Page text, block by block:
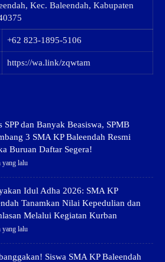
Kec. Baleendah, Kabupaten
+62 823-1895-5106
https://wa.link/zqwtam
SPP dan Banyak Beasiswa, SPMB
3 SMA KP Baleendah Resmi
Buruan Daftar Segera!
yang lalu
Idul Adha 2026: SMA KP
Tanamkan Nilai Kepedulian dan
Melalui Kegiatan Kurban
yang lalu
Siswa SMA KP Baleendah